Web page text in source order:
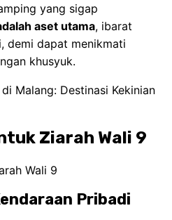
yang sigap
aset utama, ibarat
demi dapat menikmati
khusyuk.
Malang: Destinasi Kekinian
Ziarah Wali 9
Pribadi